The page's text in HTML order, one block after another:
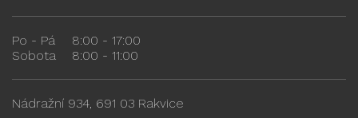
Po - Pá
8:00 - 17:00
Sobota
8:00 - 11:00
Nádražní 934, 691 03 Rakvice